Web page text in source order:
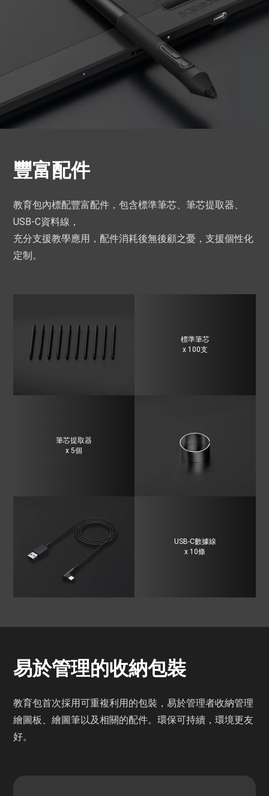
豐富配件
教育包內標配豐富配件，包含標準筆芯、筆芯提取器、
USB-C資料線，
充分支援教學應用，配件消耗後無後顧之憂，支援個性化
定制。
標準筆芯
x 100支
筆芯提取器
x 5個
USB-C數據線
x 10條
易於管理的收納包裝
教育包首次採用可重複利用的包裝，易於管理者收納管理
繪圖板、繪圖筆以及相關的配件。環保可持續，環境更友
好。